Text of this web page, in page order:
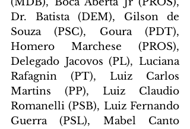
Dr. Batista (DEM), Gilson de
Souza (PSC), Goura (PDT),
Homero Marchese (PROS),
Delegado Jacovos (PL), Luciana
Rafagnin (PT), Luiz Carlos
Martins (PP), Luiz Claudio
Romanelli (PSB), Luiz Fernando
Guerra (PSL), Mabel Canto